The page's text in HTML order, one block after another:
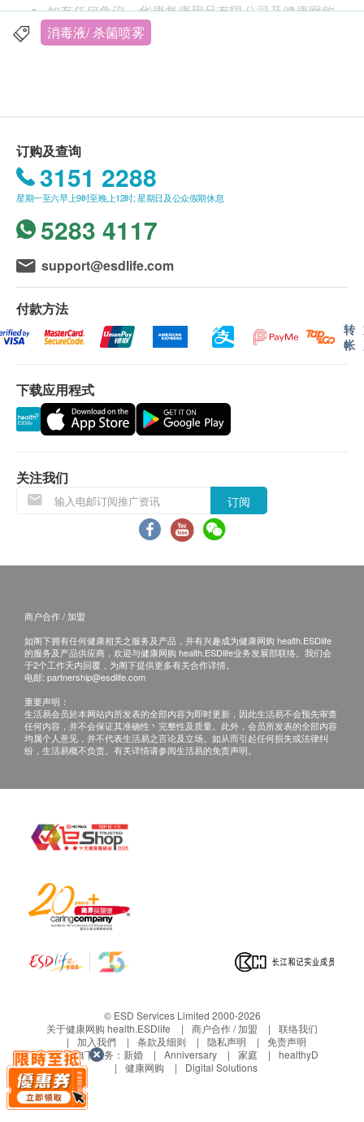
如有任何争议，华康复康用品有限公司及健康网购
health.ESDlife保留最终决议权。
(但车辆不能直达的地区，需视附情况收取附加
费。)
没有升降机之楼层，将收取上楼送货费，费用为每
层$30。
偏远地区如离岛、马湾、愉景湾、大屿山及东涌等
地区，将额外收取$200送货费, 但车辆不能直达的
地区，再需视乎情况收取附加费。
账单总额未满HK$800 需附加HK$80运费。
订单确认后将于 4 个工作天内营康荟会联络安排发
货。
讯号悬挂或黑色暴雨警告生效时，送货服务时间将
会延迟。农历初一、初二及初三均会休息(不提供
送货)，敬请留意。
认。倘若供应商未能提供任何订单上的货品，健康
网购health.ESDlife有权拒绝接受该订单，并且会
于送货前透过电话或电邮通知顾客再作安排。
倘若由于不可抗力的原因(包括但不限于由于天
康网购health.ESDlife均不会承担任何责任或赔
偿。
华康复康用品有限公司会根据阁下提供的地址尽力
确保货品在预约日期送到该地址，若因阁下的原因
而导致货品超过购买日期30日后仍不成功派送，康
复康用品有限公司保留权利包括任何拒绝要求退款
申请之权利。
个工作天前联络营康荟。
货品将被送回至营康荟，客人需于分店的办公时间
内自行安排前往领回， 并不会安排再次送货，而
保养条款
客户于收取货品时必须检查所订购之货品是否有损
在送货日期起计7天以内通知华康复康用品有限公
退换产品必须包装完整，如退换之产品有任何残缺
或过期退回，供应商有权不受理。
血糖测试产品享5年保养。
血压计享2年保养。
除血糖测试产品及血压计外，其他商品均不享任何
消毒液/ 杀箘喷雾
订购及查询
3151 2288
星期一至六早上9时至晚上12时; 星期日及公众假期休息
5283 4117
support@esdlife.com
付款方法
转
帐
下载应用程式
关注我们
订阅
商户合作 / 加盟
如阁下拥有任何健康相关之服务及产品，并有兴趣成为健康网购 health.ESDlife
的服务及产品供应商，欢迎与健康网购 health.ESDlife业务发展部联络。我们会
于2个工作天内回覆，为阁下提供更多有关合作详情。
电邮: partnership@esdlife.com
重要声明：
生活易会员於本网站内所发表的全部内容为即时更新，因此生活易不会预先审查
任何内容，并不会保证其准确性丶完整性及质量。此外，会员所发表的全部内容
均属个人意见，并不代表生活易之言论及立场。如从而引起任何损失或法律纠
纷，生活易概不负责。有关详情请参阅生活易的免责声明。
© ESD Services Limited 2000-2026
关于健康网购 health.ESDlife
商户合作 / 加盟
联络我们
加入我們
条款及细则 隐私声明
免责声明
生活易旗下业务： 新婚 Anniversary 家庭
healthyD
健康网购
Digital Solutions